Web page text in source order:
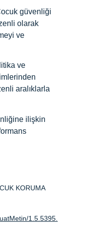
olarak
ve
ve
aralıklarla
KORUMA
1.5.5395.